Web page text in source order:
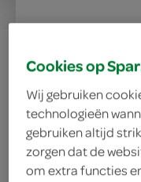
Cookies op
Wij gebruiken
technologieën
gebruiken altijd
zorgen dat de
om extra functies